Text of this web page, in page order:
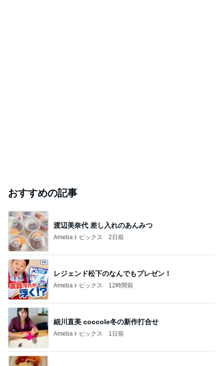
おすすめの記事
渡辺美奈代 差し入れのあんみつ
Amebaトピックス 2日前
レジェンド松下のなんでもプレゼン！
Amebaトピックス 12時間前
細川直美 coccole冬の新作打合せ
Amebaトピックス 1日前